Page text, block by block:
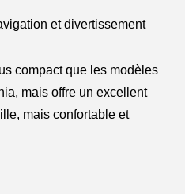
et divertissement
compact que les modèles
mais offre un excellent
mais confortable et